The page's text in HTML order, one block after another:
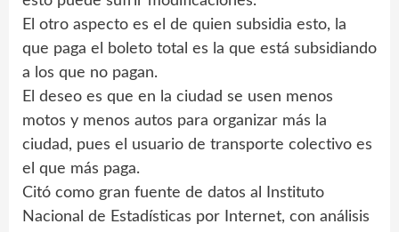
El otro aspecto es el de quien subsidia esto, la
que paga el boleto total es la que está subsidiando
a los que no pagan.
El deseo es que en la ciudad se usen menos
motos y menos autos para organizar más la
ciudad, pues el usuario de transporte colectivo es
el que más paga.
Citó como gran fuente de datos al Instituto
Nacional de Estadísticas por Internet, con análisis